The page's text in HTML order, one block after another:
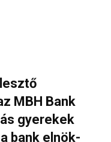
MBH Bank
gyerekek
bank elnök-